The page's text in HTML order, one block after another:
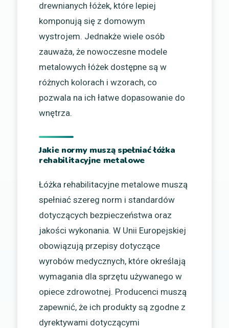
drewnianych łóżek, które lepiej
komponują się z domowym
wystrojem. Jednakże wiele osób
zauważa, że nowoczesne modele
metalowych łóżek dostępne są w
różnych kolorach i wzorach, co
pozwala na ich łatwe dopasowanie do
wnętrza.
Jakie normy muszą spełniać łóżka
rehabilitacyjne metalowe
Łóżka rehabilitacyjne metalowe muszą
spełniać szereg norm i standardów
dotyczących bezpieczeństwa oraz
jakości wykonania. W Unii Europejskiej
obowiązują przepisy dotyczące
wyrobów medycznych, które określają
wymagania dla sprzętu używanego w
opiece zdrowotnej. Producenci muszą
zapewnić, że ich produkty są zgodne z
dyrektywami dotyczącymi